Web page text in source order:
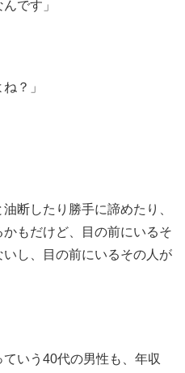
です」
？」
断したり勝手に諦めたり、
もだけど、目の前にいるそ
し、目の前にいるその人が
いう40代の男性も、年収